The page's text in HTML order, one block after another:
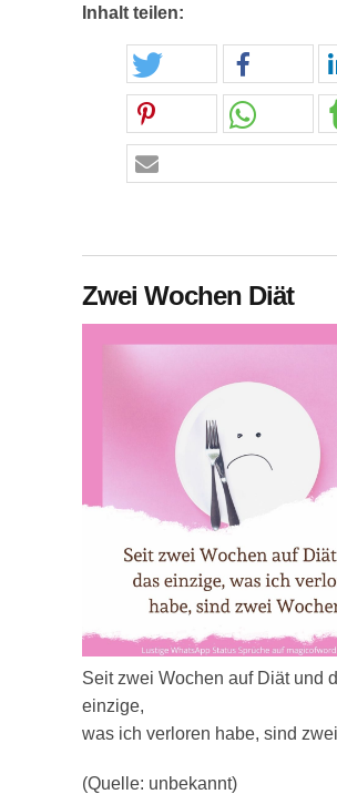
Inhalt teilen:
Zwei Wochen Diät
Seit zwei Wochen auf Diät und
einzige,
was ich verloren habe, sind
(Quelle: unbekannt)